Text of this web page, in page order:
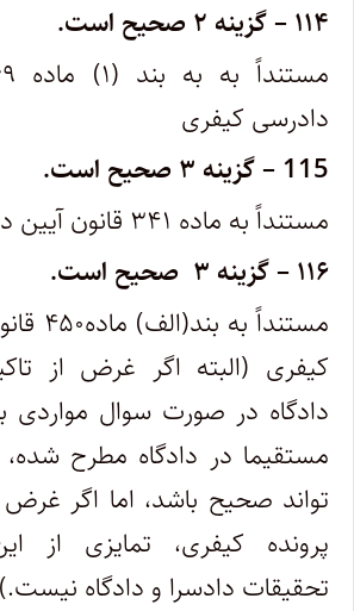
۱۱۴ –گزینه ۲ صحیح است.
دادرسی کیفری
115
–گزینه ۳ صحیح است.
مستنداً به ماده ۳۴۱ قانون آیین دادرسی کیفری
۱۱۶ –گزینه ۳ صحیح است.
کیفری (البته اگر غرض از
دادگاه در صورت سوال مواردی
تواند صحیح باشد، اما اگر
پرونده کیفری، تمایزی از
تحقیقات دادسرا و دادگاه نیست.)